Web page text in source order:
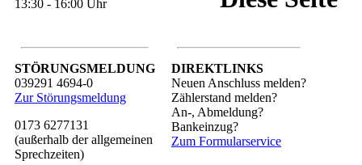
13:30 - 16:00 Uhr
STÖRUNGSMELDUNG
039291 4694-0
Zur Störungsmeldung
0173 6277131
(außerhalb der allgemeinen
Sprechzeiten)
DIREKTLINKS
Neuen Anschluss melden?
Zählerstand melden?
An-, Abmeldung?
Bankeinzug?
Zum Formularservice